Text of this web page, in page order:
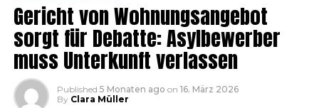
Gericht von Wohnungsangebot
sorgt für Debatte: Asylbewerber
muss Unterkunft verlassen
Published 5 Monaten ago on 16. März 2026
By Clara Müller